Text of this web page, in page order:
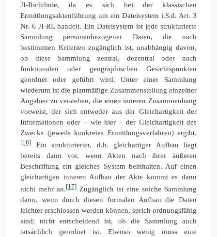
JI-Richtlinie, da es sich bei der klassischen
Ermittlungsaktenführung um ein Dateisystem i.S.d. Art. 3
Nr. 6 JI-RL handelt. Ein Dateisystem ist jede strukturierte
Sammlung personenbezogener Daten, die nach
bestimmten Kriterien zugänglich ist, unabhängig davon,
ob diese Sammlung zentral, dezentral oder nach
funktionalen oder geographischen Gesichtspunkten
geordnet oder geführt wird. Unter einer Sammlung
wiederum ist die planmäßige Zusammenstellung einzelner
Angaben zu verstehen, die einen inneren Zusammenhang
vorweist, der sich entweder aus der Gleichartigkeit der
Informationen oder – wie hier – der Gleichartigkeit des
Zwecks (jeweils konkretes Ermittlungsverfahren) ergibt.
[16] Ein strukturierter, d.h. gleichartiger Aufbau liegt
bereits dann vor, wenn Akten nach ihrer äußeren
Beschriftung ein gleiches System beinhalten. Auf einen
gleichartigen inneren Aufbau der Akte kommt es dann
nicht mehr an.[17] Zugänglich ist eine solche Sammlung
dann, wenn durch diesen formalen Aufbau die Daten
leichter erschlossen werden können, sprich ordnungsfähig
sind; nicht entscheidend ist, ob die Sammlung auch
tatsächlich geordnet ist. Ebenso wenig muss eine